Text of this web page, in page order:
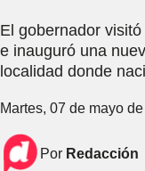
El gobernador
e inauguró una
localidad donde
Martes, 07 de mayo
Por Redacción